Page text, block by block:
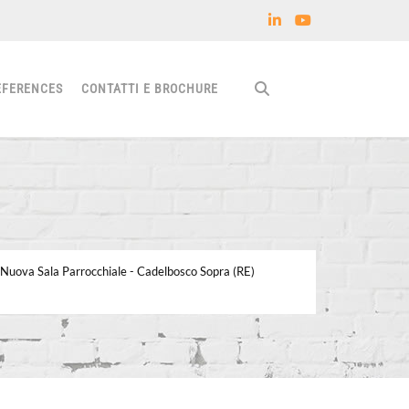
CONTATTI E BROCHURE
Sala Parrocchiale - Cadelbosco Sopra (RE)